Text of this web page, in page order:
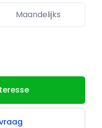
Maandelijks